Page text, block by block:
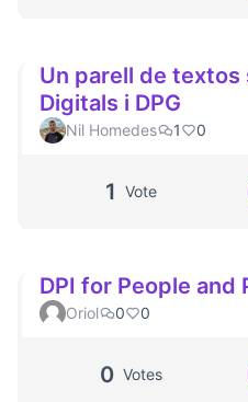
Un parell de textos
Digitals i DPG
Nil Homedes 1 0
1 Vote
DPI for People and
Oriol 0 0
0 Votes